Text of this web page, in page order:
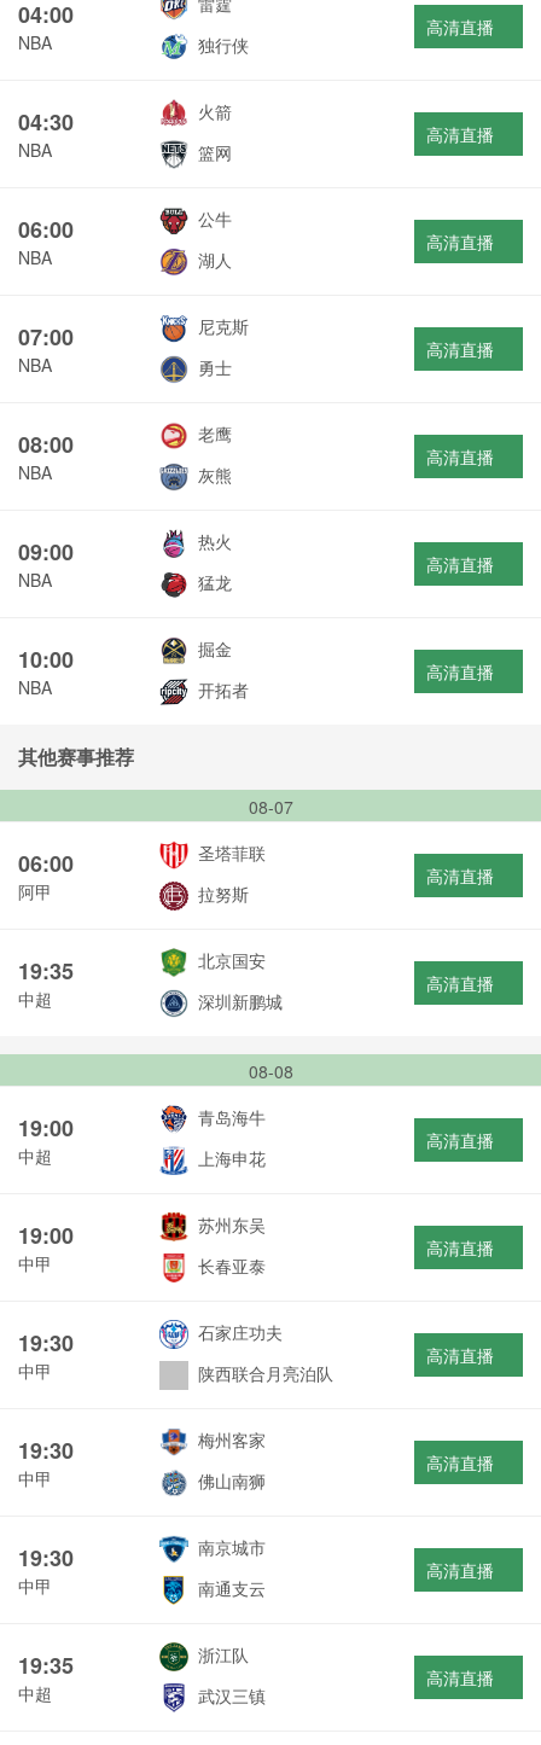
04:00
NBA
独行侠
高清直播
04:30
NBA
火箭
篮网
高清直播
06:00
NBA
公牛
湖人
高清直播
07:00
NBA
尼克斯
勇士
高清直播
08:00
NBA
老鹰
灰熊
高清直播
09:00
NBA
热火
猛龙
高清直播
10:00
NBA
掘金
开拓者
高清直播
其他赛事推荐
08-07
06:00
阿甲
圣塔菲联
拉努斯
高清直播
19:35
中超
北京国安
深圳新鹏城
高清直播
08-08
19:00
中超
青岛海牛
上海申花
高清直播
19:00
中甲
苏州东吴
长春亚泰
高清直播
19:30
中甲
石家庄功夫
陕西联合月亮泊队
高清直播
19:30
中甲
梅州客家
佛山南狮
高清直播
19:30
中甲
南京城市
南通支云
高清直播
19:35
中超
浙江队
武汉三镇
高清直播